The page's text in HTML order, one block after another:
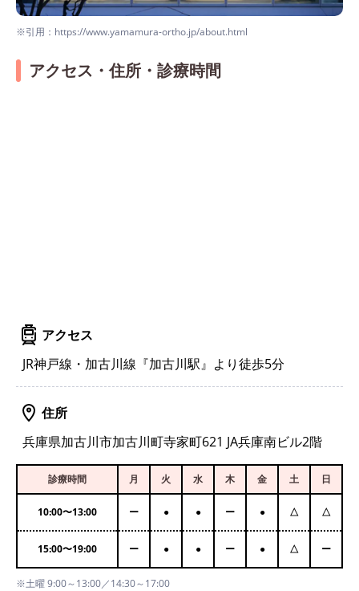
※引用：https://www.yamamura-ortho.jp/about.html
アクセス・住所・診療時間
アクセス
JR神戸線・加古川線『加古川駅』より徒歩5分
住所
兵庫県加古川市加古川町寺家町621 JA兵庫南ビル2階
診療時間 月 火 水 木 金 土 日
10:00〜13:00 ー ● ● ー ● △ △
15:00〜19:00 ー ● ● ー ● △ ー
※土曜 9:00～13:00／14:30～17:00